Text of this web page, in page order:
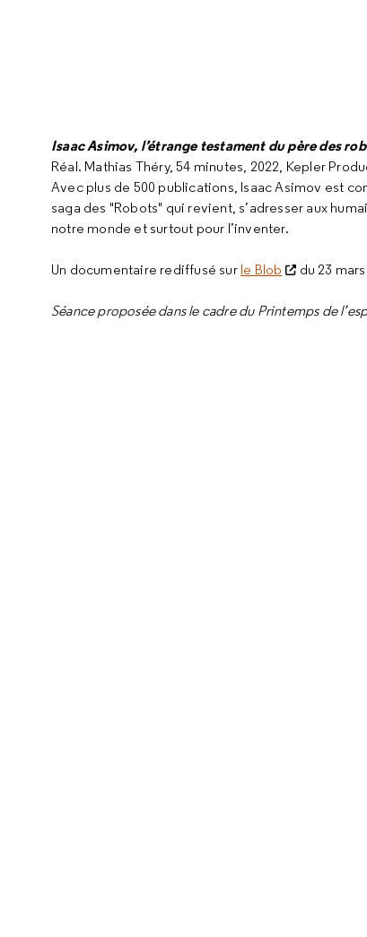
Isaac Asimov, l’étrange testament du père des
Réal. Mathias Théry, 54 minutes, 2022, Kepler
Avec plus de 500 publications, Isaac Asimov est
saga des "Robots" qui revient, s’adresser aux
notre monde et surtout pour l’inventer.
Un documentaire rediffusé sur le Blob du 23
Séance proposée dans le cadre du Printemps de